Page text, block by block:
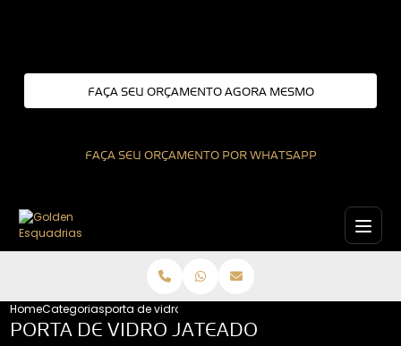
FAÇA SEU ORÇAMENTO AGORA MESMO
FAÇA SEU ORÇAMENTO POR WHATSAPP
HomeCategoriasporta de vidro jateado
PORTA DE VIDRO JATEADO